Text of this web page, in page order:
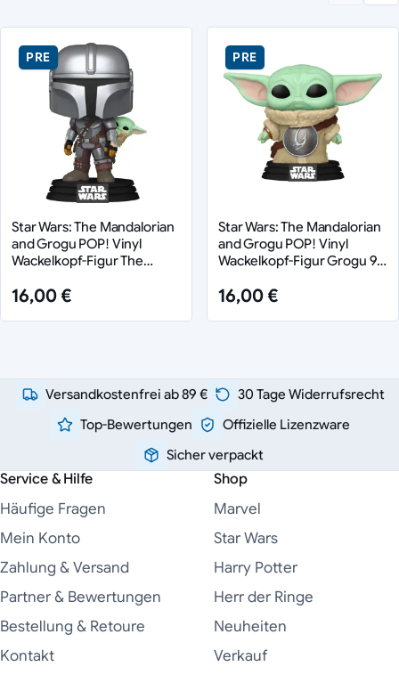
PRE
Star Wars: The Mandalorian
and Grogu POP! Vinyl
Wackelkopf-Figur The
cm
16,00 €
PRE
Star Wars: The Mandalorian
and Grogu POP! Vinyl
Wackelkopf-Figur Grogu 9
16,00 €
Versandkostenfrei ab 89 €
30 Tage Widerrufsrecht
Top-Bewertungen
Offizielle Lizenzware
Sicher verpackt
Service & Hilfe
Häufige Fragen
Mein Konto
Zahlung & Versand
Partner & Bewertungen
Bestellung & Retoure
Kontakt
Shop
Marvel
Star Wars
Harry Potter
Herr der Ringe
Neuheiten
Verkauf